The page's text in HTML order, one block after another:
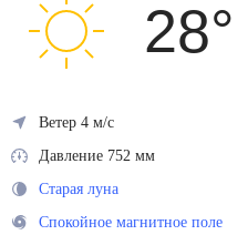
28°
Ветер 4 м/с
Давление 752 мм
Старая луна
Спокойное магнитное поле